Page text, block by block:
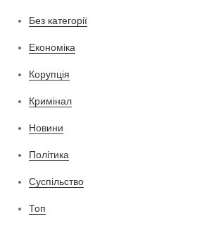
Без категорії
Економіка
Корупція
Кримінал
Новини
Політика
Суспільство
Топ